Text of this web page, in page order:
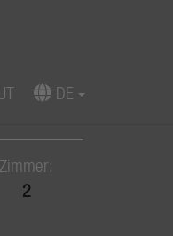
DE
Zimmer
2